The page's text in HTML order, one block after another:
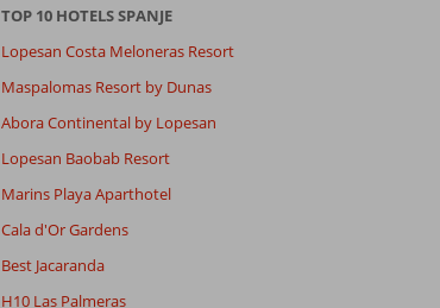
TOP 10 HOTELS SPANJE
Lopesan Costa Meloneras Resort
Maspalomas Resort by Dunas
Abora Continental by Lopesan
Lopesan Baobab Resort
Marins Playa Aparthotel
Cala d'Or Gardens
Best Jacaranda
H10 Las Palmeras